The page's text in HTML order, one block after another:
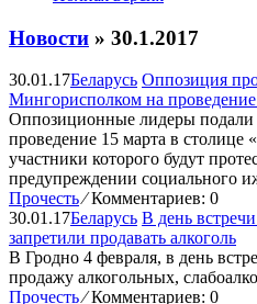
Новости » 30.1.2017
30.01.17Беларусь Оппозиция
Мингорисполком на
Оппозиционные лидеры подали
проведение 15 марта в столице
участники которого будут
предупреждении социального
Прочесть ⁄Комментариев: 0
30.01.17Беларусь В день
запретили продавать алкоголь
В Гродно 4 февраля, в день
продажу алкогольных,
Прочесть ⁄Комментариев: 0